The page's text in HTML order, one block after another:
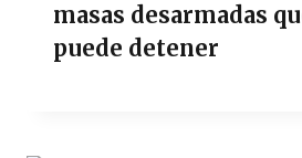
masas desarmadas
puede detener